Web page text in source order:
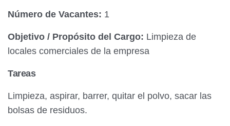
Número de Vacantes: 1
Objetivo / Propósito del Cargo: Limpieza de
locales comerciales de la empresa
Tareas
Limpieza, aspirar, barrer, quitar el polvo, sacar las
bolsas de residuos.